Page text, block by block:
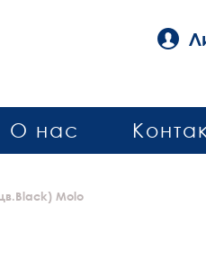
О нас
Molo